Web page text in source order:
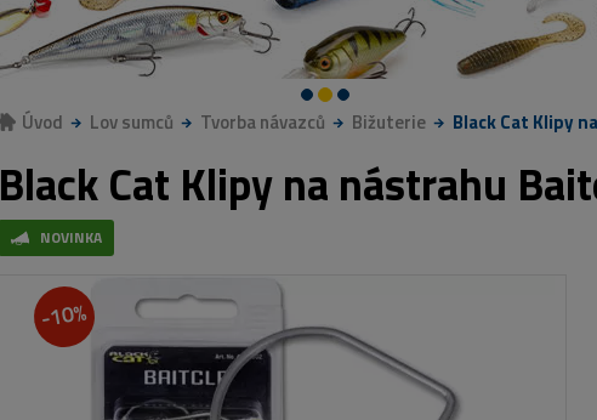
Úvod Lov sumců Tvorba návazců Bižuterie Black Cat Klipy
Black Cat Klipy na nástrahu
NOVINKA
-10%